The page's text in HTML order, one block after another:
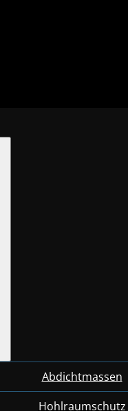
Abdichtmassen
Hohlraumschutz